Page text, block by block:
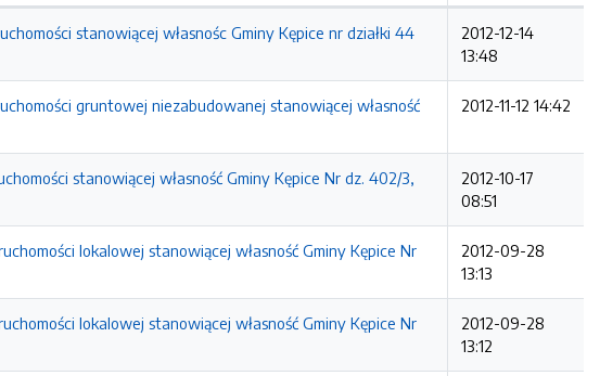
stanowiącej własnośc Gminy Kępice nr działki 44
2012-12-14
13:48
gruntowej niezabudowanej stanowiącej własność
2012-11-12 14:42
stanowiącej własność Gminy Kępice Nr dz. 402/3,
2012-10-17
08:51
lokalowej stanowiącej własność Gminy Kępice Nr
2012-09-28
13:13
lokalowej stanowiącej własność Gminy Kępice Nr
2012-09-28
13:12